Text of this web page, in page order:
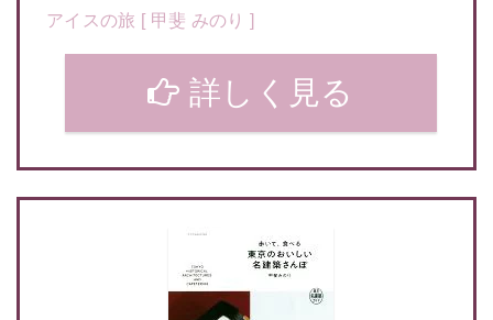
アイスの旅 [ 甲斐 みのり ]
詳しく見る